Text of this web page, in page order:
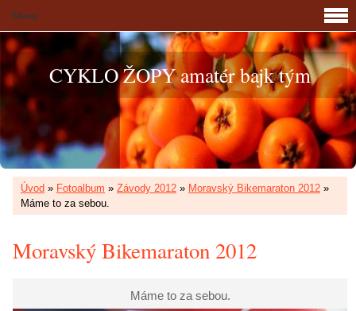
CYKLO ŽOPY amatér bajk tým
Úvod » Fotoalbum » Závody 2012 » Moravský Bikemaraton 2012 »
Máme to za sebou.
Moravský Bikemaraton 2012
Máme to za sebou.
Menu